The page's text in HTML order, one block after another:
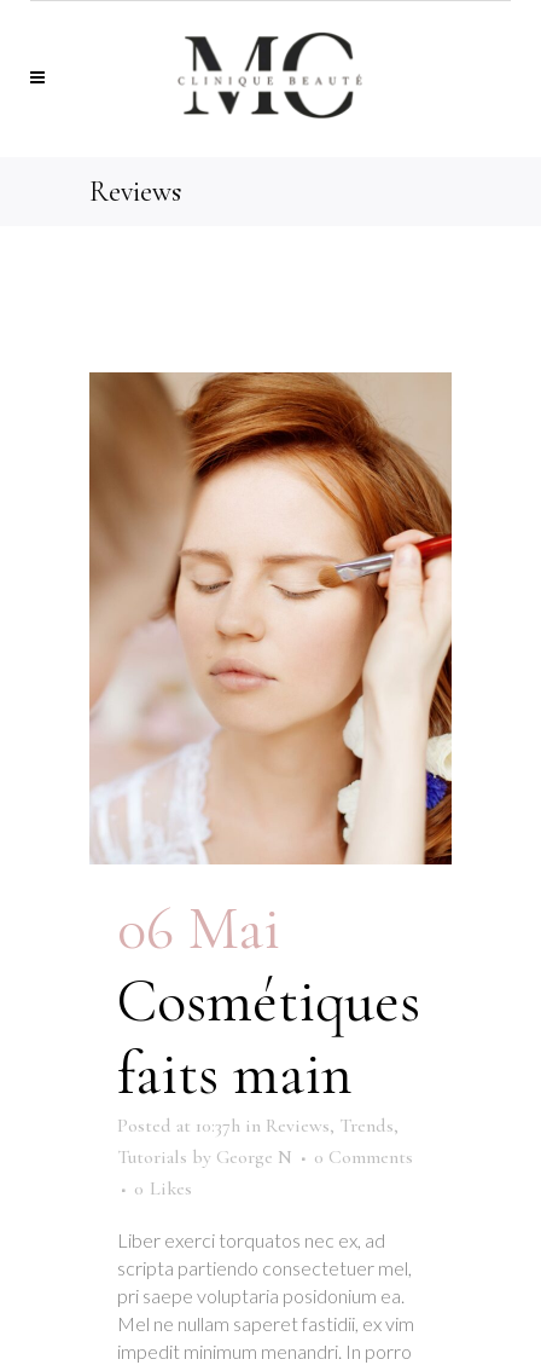
Reviews
06 Mai
Cosmétiques
faits main
Posted at 10:37h in Reviews, Trends,
Tutorials by George N
0 Comments
0 Likes
Liber exerci torquatos nec ex, ad
scripta partiendo consectetuer mel,
pri saepe voluptaria posidonium ea.
Mel ne nullam saperet fastidii, ex vim
impedit minimum menandri. In porro